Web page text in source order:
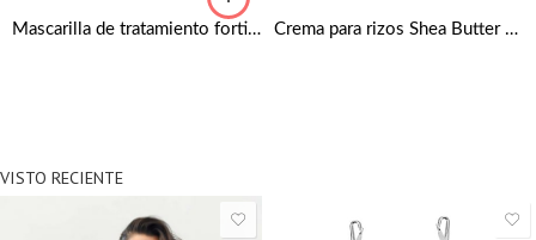
Mascarilla de tratamiento fortificante de aceite de ricino negro jamaicano de Shea Moisture Crema para rizos Shea Butter Coconut 340g de Cantu
VISTO RECIENTE